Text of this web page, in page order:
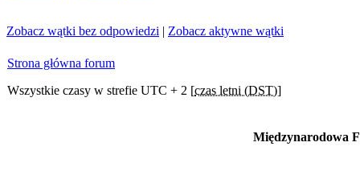
Zobacz wątki bez odpowiedzi | Zobacz aktywne wątki
Strona główna forum
Wszystkie czasy w strefie UTC + 2 [czas letni (DST)]
Międzynarodowa